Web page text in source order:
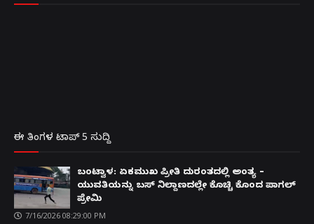
ಈ ತಿಂಗಳ ಟಾಪ್ 5 ಸುದ್ದಿ
ಬಂಟ್ವಾಳ: ಏಕಮುಖ ಪ್ರೀತಿ ದುರಂತದಲ್ಲಿ ಅಂತ್ಯ –
ಯುವತಿಯನ್ನು ಬಸ್ ನಿಲ್ದಾಣದಲ್ಲೇ ಕೊಚ್ಚಿ ಕೊಂದ ಪಾಗಲ್
ಪ್ರೇಮಿ
7/16/2026 08:29:00 PM